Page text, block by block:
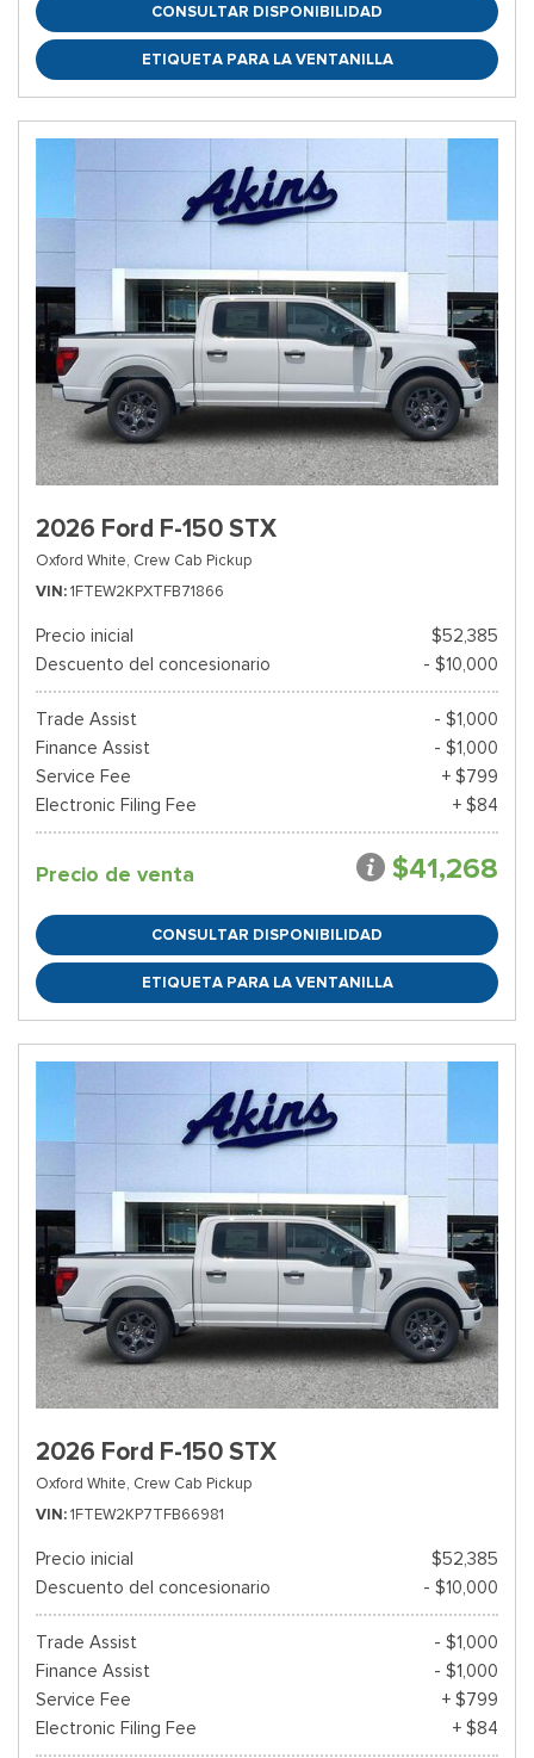
CONSULTAR DISPONIBILIDAD
ETIQUETA PARA LA VENTANILLA
2026 Ford F-150 STX
Oxford White, Crew Cab Pickup
VIN 1FTEW2KPXTFB71866
Precio inicial
$52,385
Descuento del concesionario
- $10,000
Trade Assist
- $1,000
Finance Assist
- $1,000
Service Fee
+ $799
Electronic Filing Fee
+ $84
Precio de venta $41,268
CONSULTAR DISPONIBILIDAD
ETIQUETA PARA LA VENTANILLA
2026 Ford F-150 STX
Oxford White, Crew Cab Pickup
VIN 1FTEW2KP7TFB66981
Precio inicial
$52,385
Descuento del concesionario
- $10,000
Trade Assist
- $1,000
Finance Assist
- $1,000
Service Fee
+ $799
Electronic Filing Fee
+ $84